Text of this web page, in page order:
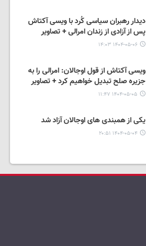
دیدار رهبران سیاسی کُرد با ویسی آکتاش
پس از آزادی از زندان امرالی + تصاویر
۱۴۰۴-۰۵-۰۶ ۱۴:۰۳
ویسی آکتاش از قول اوجالان: امرالی را به
جزیره صلح تبدیل خواهیم کرد + تصاویر
۱۴۰۴-۰۵-۰۵ ۱۱:۴۷
یکی از همبندی های اوجالان آزاد شد
۱۴۰۴-۰۵-۰۴ ۲۰:۵۱